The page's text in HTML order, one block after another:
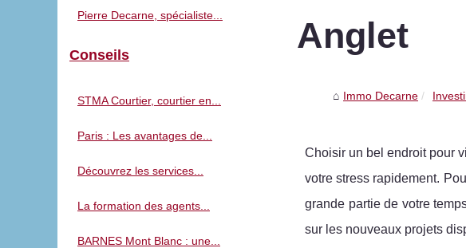
Anglet
Immo Decarne
Choisir un bel endroit pour
votre stress rapidement.
grande partie de votre
sur les nouveaux projets
Pierre Decarne, spécialiste...
Conseils
STMA Courtier, courtier en...
Paris : Les avantages de...
Découvrez les services...
La formation des agents...
BARNES Mont Blanc : une...